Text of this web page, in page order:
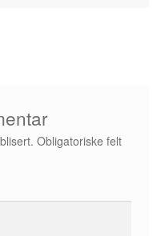
Obligatoriske felt